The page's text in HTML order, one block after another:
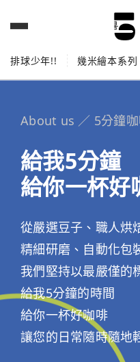
排球少年!! 幾米繪本系列
About us ／ 5分鐘
給我5分鐘
給你一杯好
從嚴選豆子、職人烘
精細研磨、自動化包
我們堅持以最嚴僅的
給我5分鐘的時間
給你一杯好咖啡
讓您的日常隨時隨地